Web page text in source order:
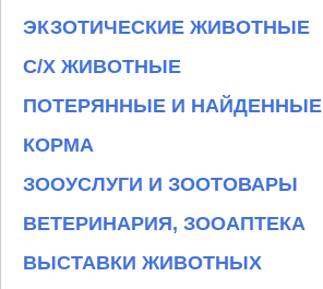
ЭКЗОТИЧЕСКИЕ ЖИВОТНЫЕ
С/Х ЖИВОТНЫЕ
ПОТЕРЯННЫЕ И НАЙДЕННЫЕ
КОРМА
ЗООУСЛУГИ И ЗООТОВАРЫ
ВЕТЕРИНАРИЯ, ЗООАПТЕКА
ВЫСТАВКИ ЖИВОТНЫХ